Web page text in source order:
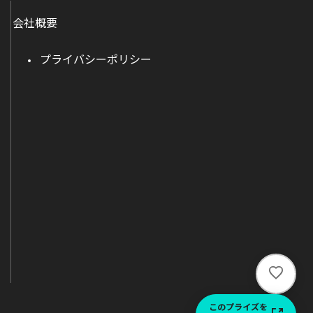
い
ね
このプライズを
会社概要
プライバシーポリシー